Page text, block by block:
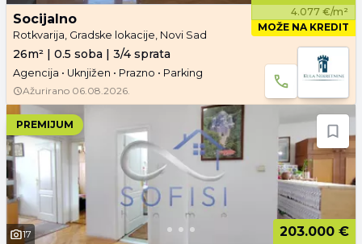
4.077 €/m²
MOŽE NA KREDIT
Socijalno
Rotkvarija, Gradske lokacije, Novi Sad
26m² | 0.5 soba | 3/4 sprata
Agencija • Uknjižen • Prazno • Parking
Ažurirano 06.08.2026.
PREMIJUM
17 203.000 €